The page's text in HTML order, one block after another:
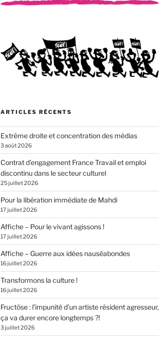
ARTICLES RÉCENTS
Extrême droite et concentration des médias
3 août 2026
Contrat d’engagement France Travail et emploi
discontinu dans le secteur culturel
25 juillet 2026
Pour la libération immédiate de Mahdi
17 juillet 2026
Affiche – Pour le vivant agissons !
17 juillet 2026
Affiche – Guerre aux idées nauséabondes
16 juillet 2026
Transformons la culture !
16 juillet 2026
Fructôse : l’impunité d’un artiste résident agresseur,
ça va durer encore longtemps ?!
3 juillet 2026